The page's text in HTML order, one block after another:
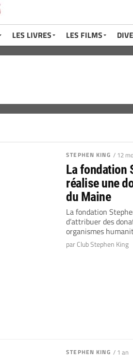
LES LIVRES LES FILMS
STEPHEN KING / 12
La fondation
réalise une
du Maine
La fondation
d’attribuer des
organismes
par Club Stephen King
STEPHEN KING / 1 an